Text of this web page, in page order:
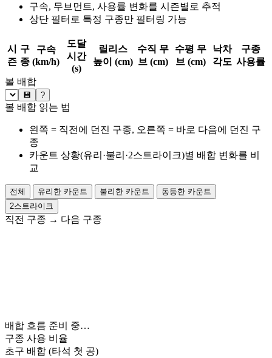
구속, 무브먼트, 사용률 변화를 시즌별로 추적
상단 필터로 특정 구종만 필터링 가능
시
즌
구
종
구속
(km/h)
도달
시간
(s)
릴리스
높이 (cm)
수직 무
브 (cm)
수평 무
브 (cm)
낙차
각도
구종
사용률
볼 배합
💾 ?
볼 배합 읽는 법
왼쪽 = 직전에 던진 구종, 오른쪽 = 바로 다음에 던진 구
종
카운트 상황(유리·불리·2스트라이크)별 배합 변화를 비
교
전체 유리한 카운트 불리한 카운트
동등한 카운트
2스트라이크
직전 구종 → 다음 구종
배합 흐름 준비 중…
구종 사용 비율
초구 배합 (타석 첫 공)